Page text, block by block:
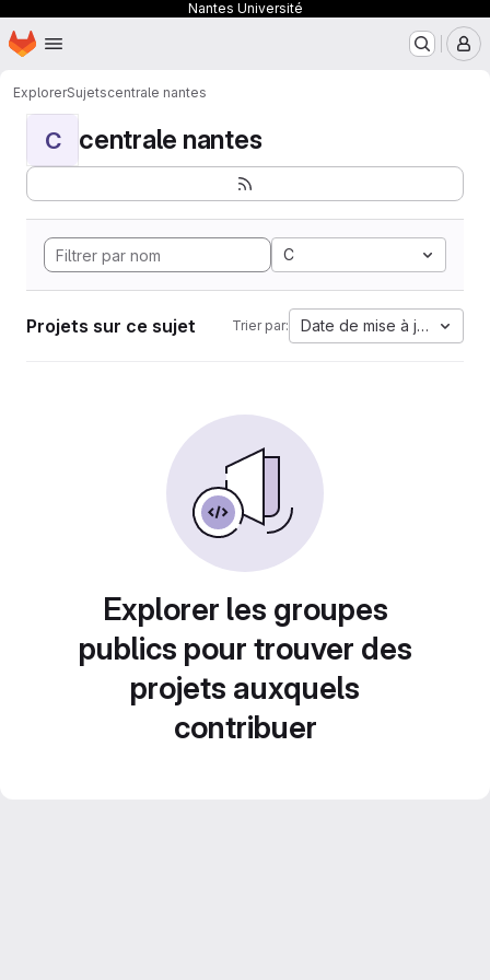
Nantes Université
Passer au contenu principal
Page d'accueil
ExplorerSujetscentrale nantes
C centrale nantes
C
Projets sur ce sujet Trier par: Date de mise à jour
Explorer les groupes
publics pour trouver des
projets auxquels
contribuer